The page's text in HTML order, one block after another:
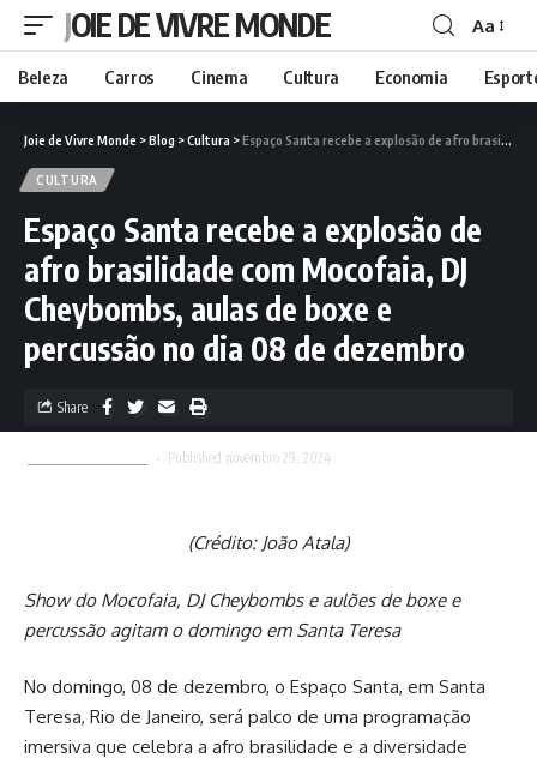
JOIE DE VIVRE MONDE Aa
Beleza Carros Cinema Cultura Economia
Joie de Vivre Monde >Blog >Cultura >Espaço Santa recebe a explosão de afro brasilidade com Mocofaia, DJ Cheybombs, aulas de boxe e percussão no dia 08 de dezembro
CULTURA
Espaço Santa recebe a explosão de
afro brasilidade com Mocofaia, DJ
Cheybombs, aulas de boxe e
percussão no dia 08 de dezembro
Published novembro 29, 2024
Share
(Crédito: João Atala)
Show do Mocofaia, DJ Cheybombs e aulões de boxe e
percussão agitam o domingo em Santa Teresa
No domingo, 08 de dezembro, o Espaço Santa, em Santa
Teresa, Rio de Janeiro, será palco de uma programação
imersiva que celebra a afro brasilidade e a diversidade